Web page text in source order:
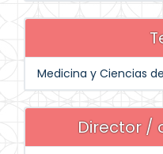
Medicina y Ciencias
Director /